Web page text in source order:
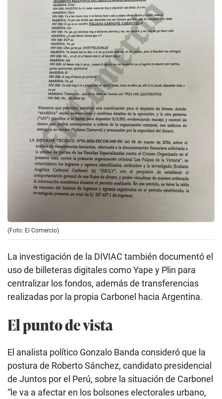
(Foto: El Comercio)
La investigación de la DIVIAC también documentó el
uso de billeteras digitales como Yape y Plin para
centralizar los fondos, además de transferencias
realizadas por la propia Carbonel hacia Argentina.
El punto de vista
El analista político Gonzalo Banda consideró que la
postura de Roberto Sánchez, candidato presidencial
de Juntos por el Perú, sobre la situación de Carbonel
“le va a afectar en los bolsones electorales urbano,